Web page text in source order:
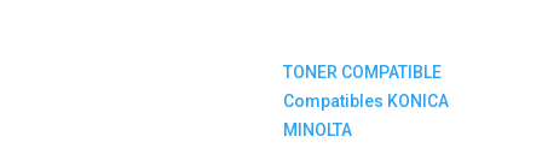
TONER COMPATIBLE
Compatibles KONICA
MINOLTA